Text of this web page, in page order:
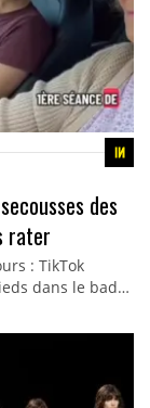
des
rater
: TikTok
dans le bad…